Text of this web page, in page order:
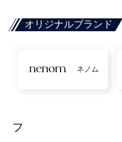
オリジナルブランド
ネノム
フ